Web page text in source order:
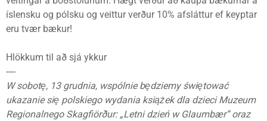
íslensku og pólsku og veittur verður 10% afsláttur ef keyptar
eru tvær bækur!
Hlökkum til að sjá ykkur
----
W sobotę, 13 grudnia, wspólnie będziemy świętować
ukazanie się polskiego wydania książek dla dzieci Muzeum
Regionalnego Skagfiörður: „Letni dzień w Glaumbær” oraz